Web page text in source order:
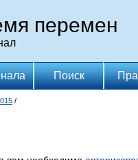
перемен
Поиск
/